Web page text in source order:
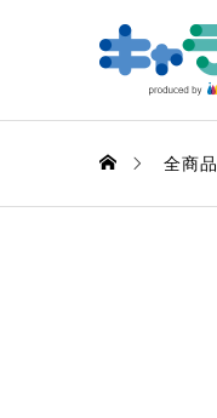
全商品